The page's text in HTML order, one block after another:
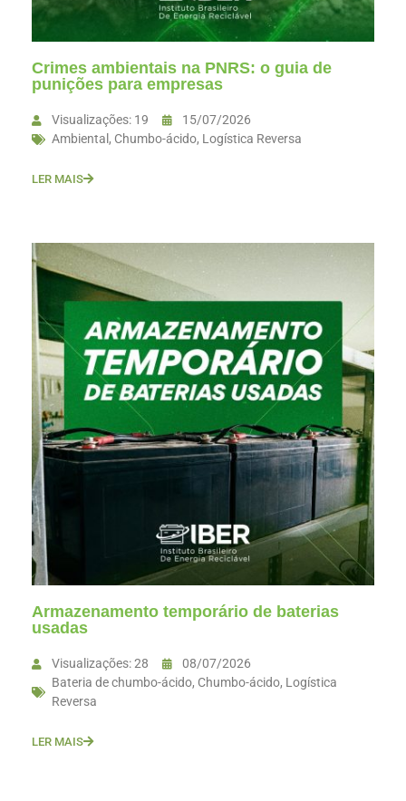
Crimes ambientais na PNRS: o guia de
punições para empresas
Visualizações: 19
15/07/2026
Ambiental , Chumbo-ácido, Logística Reversa
LER MAIS
Armazenamento temporário de baterias
usadas
Visualizações: 28
08/07/2026
Bateria de chumbo-ácido, Chumbo-ácido, Logística
Reversa
LER MAIS